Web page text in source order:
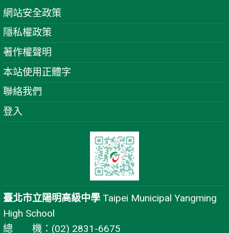
網站安全政策
隱私權政策
著作權聲明
本站使用正體字
聯絡我們
登入
臺北市立陽明高級中學 Taipei Municipal Yangming
High School
總 機：(02) 2831-6675